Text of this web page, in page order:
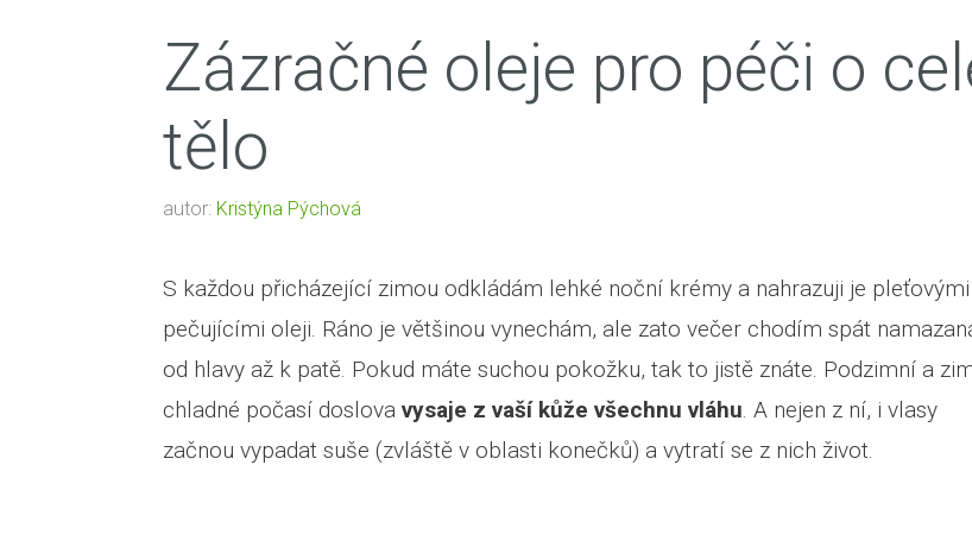
Zázračné oleje pro péči o
tělo
autor: Kristýna Pýchová
S každou přicházející zimou odkládám lehké noční krémy a nahrazuji je
pečujícími oleji. Ráno je většinou vynechám, ale zato večer chodím spát
od hlavy až k patě. Pokud máte suchou pokožku, tak to jistě znáte. Podzimní a
chladné počasí doslova vysaje z vaší kůže všechnu vláhu. A nejen z ní, i vlasy
začnou vypadat suše (zvláště v oblasti konečků) a vytratí se z nich život.